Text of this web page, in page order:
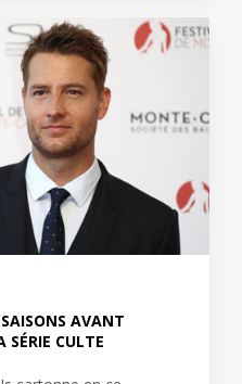
AVANT
SÉRIE CULTE